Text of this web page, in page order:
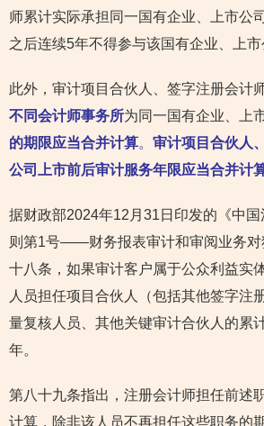
师累计实际承担同一国有企业、上市公
之后连续5年不得参与该国有企业、上市
此外，审计项目合伙人、签字注册会计
不同会计师事务所为同一国有企业、上
的期限应当合并计算。 审计项目合伙人
公司上市前后审计服务年限应当合并计
据财政部2024年12月31日印发的《中
则第1号——财务报表审计和审阅业务对
十八条，如果审计客户属于公众利益实
人员担任项目合伙人（包括其他签字注
量复核人员、其他关键审计合伙人的累
年。
第八十九条指出，注册会计师担任前述
计算，除非该人员不再担任这些职务的